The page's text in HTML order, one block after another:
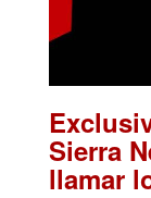
Sierra
llamar